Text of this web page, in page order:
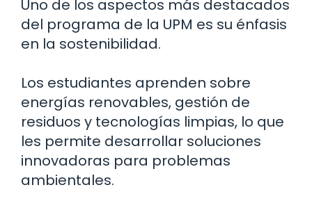
Uno de los aspectos más destacados
del programa de la UPM es su énfasis
en la sostenibilidad.
Los estudiantes aprenden sobre
energías renovables, gestión de
residuos y tecnologías limpias, lo que
les permite desarrollar soluciones
innovadoras para problemas
ambientales.